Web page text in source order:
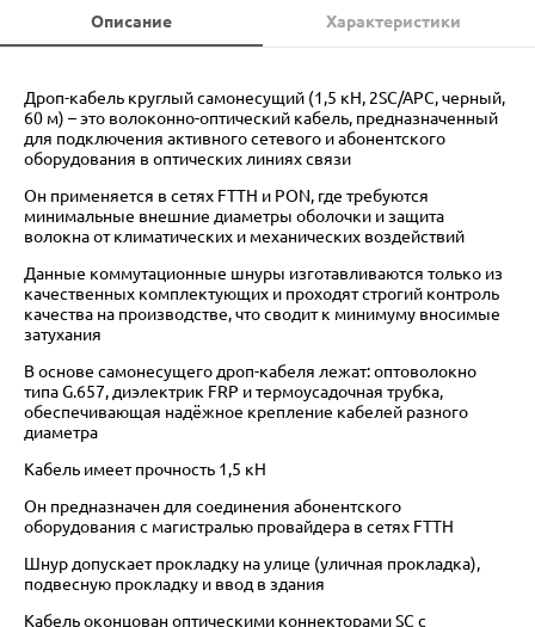
Описание Характеристики
Дроп-кабель круглый самонесущий (1,5 кН, 2SC/APC, черный,
60 м) – это волоконно-оптический кабель, предназначенный
для подключения активного сетевого и абонентского
оборудования в оптических линиях связи
Он применяется в сетях FTTH и PON, где требуются
минимальные внешние диаметры оболочки и защита
волокна от климатических и механических воздействий
Данные коммутационные шнуры изготавливаются только из
качественных комплектующих и проходят строгий контроль
качества на производстве, что сводит к минимуму вносимые
затухания
В основе самонесущего дроп-кабеля лежат: оптоволокно
типа G.657, диэлектрик FRP и термоусадочная трубка,
обеспечивающая надёжное крепление кабелей разного
диаметра
Кабель имеет прочность 1,5 кН
Он предназначен для соединения абонентского
оборудования с магистралью провайдера в сетях FTTH
Шнур допускает прокладку на улице (уличная прокладка),
подвесную прокладку и ввод в здания
Кабель оконцован оптическими коннекторами SC с